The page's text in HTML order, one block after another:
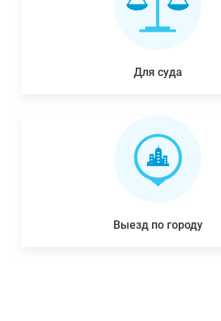
Для суда
Выезд по городу